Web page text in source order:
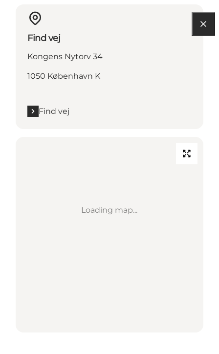
Find vej
Kongens Nytorv 34
1050 København K
Find vej
Loading map...